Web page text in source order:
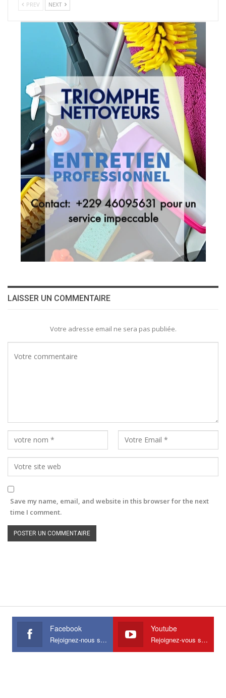
PREV NEXT
LAISSER UN COMMENTAIRE
Votre adresse email ne sera pas publiée.
Save my name, email, and website in this browser for the next
time I comment.
Facebook
Rejoignez-nous sur Facebook
Youtube
Rejoignez-vous sur Youtube